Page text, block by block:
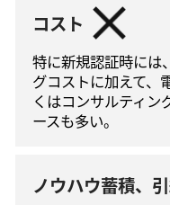
コスト
特に新規認証時には
グコストに加えて、
くはコンサルティン
ースも多い。
ノウハウ蓄積、